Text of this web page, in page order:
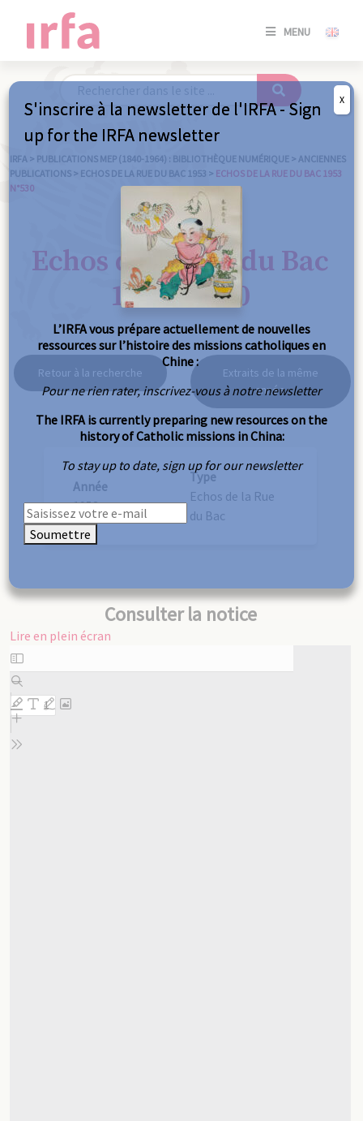
MENU
SE
/
IRFA > PUBLICATIONS MEP (1840-1964) : BIBLIOTHÈQUE NUMÉRIQUE > ANCIENNES
PUBLICATIONS > ECHOS DE LA RUE DU BAC 1953 > ECHOS DE LA RUE DU BAC 1953
N°530
Echos de la Rue du Bac
1953 n°530
Retour à la recherche
Extraits de la même
année
Année
1953
Type
Echos de la Rue
du Bac
Consulter la notice
Lire en plein écran
Aller
au
contenu
PDF
S'inscrire à la newsletter de l'IRFA - Sign
up for the IRFA newsletter
L’IRFA vous prépare actuellement de nouvelles
ressources sur l’histoire des missions catholiques en
Chine :
Pour ne rien rater, inscrivez-vous à notre newsletter
The IRFA is currently preparing new resources on the
history of Catholic missions in China:
To stay up to date, sign up for our newsletter
Soumettre
X